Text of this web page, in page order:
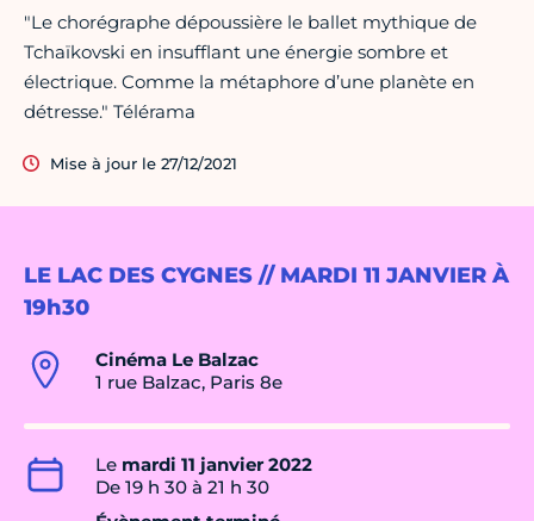
LE LAC DES CYGNES // MARDI 11 JANVIER À
19h30
Cinéma Le Balzac
1 rue Balzac, Paris 8e
Le mardi 11 janvier 2022
De 19 h 30 à 21 h 30
"Le chorégraphe dépoussière le ballet mythique de
Tchaïkovski en insufflant une énergie sombre et
électrique. Comme la métaphore d’une planète en
détresse." Télérama
Mise à jour le 27/12/2021